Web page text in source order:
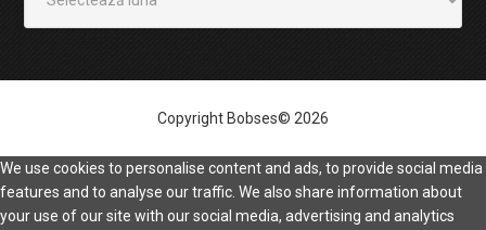
Copyright Bobses© 2026
We use cookies to personalise content and ads, to provide social media
features and to analyse our traffic. We also share information about
your use of our site with our social media, advertising and analytics